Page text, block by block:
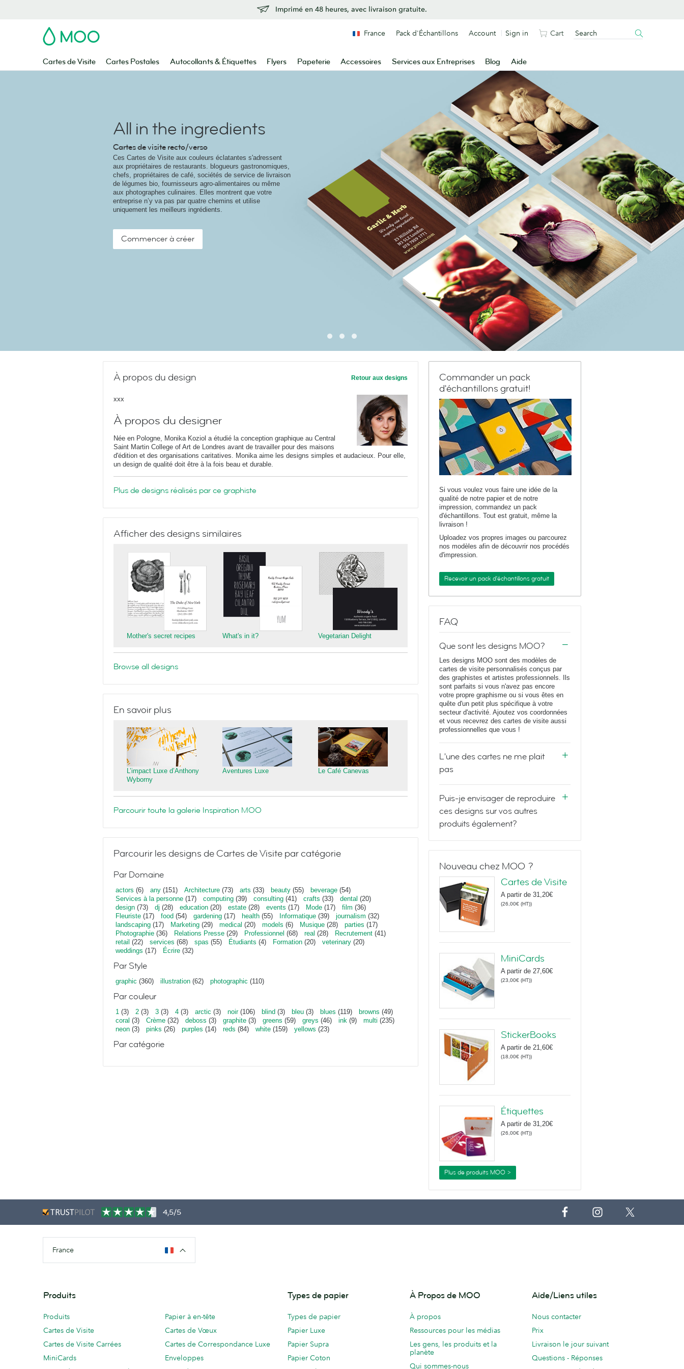
Imprimé en 48 heures, avec livraison gratuite.
MOO
Cartes de Visite Cartes Postales Autocollants & Étiquettes Flyers Papeterie Accessoires Services aux Entreprises Blog Aide
France Pack d'Échantillons Account Sign in Cart
All in the ingredients
Cartes de visite recto/verso
Ces Cartes de Visite aux couleurs éclatantes s'adressent
aux propriétaires de restaurants. blogueurs gastronomiques,
chefs, propriétaires de café, sociétés de service de livraison
de légumes bio, fournisseurs agro-alimentaires ou même
aux photographes culinaires. Elles montrent que votre
entreprise n’y va pas par quatre chemins et utilise
uniquement les meilleurs ingrédients.
Commencer à créer
À propos du design Retour aux designs
xxx
À propos du designer
Née en Pologne, Monika Koziol a étudié la conception graphique au Central
Saint Martin College of Art de Londres avant de travailler pour des maisons
d'édition et des organisations caritatives. Monika aime les designs simples et audacieux. Pour elle,
un design de qualité doit être à la fois beau et durable.
Plus de designs réalisés par ce graphiste
Afficher des designs similaires
Mother's secret recipes What's in it? Vegetarian Delight
Browse all designs
En savoir plus
L’impact Luxe d’Anthony
Wyborny
Aventures Luxe Le Café Canevas
Parcourir toute la galerie Inspiration MOO
Parcourir les designs de Cartes de Visite par catégorie
Par Domaine
actors (6) any (151) Architecture (73) arts (33) beauty (55) beverage (54)
Services à la personne (17) computing (39) consulting (41) crafts (33) dental (20)
design (73) dj (28) education (20) estate (28) events (17) Mode (17) film (36)
Fleuriste (17) food (54) gardening (17) health (55) Informatique (39) journalism (32)
landscaping (17) Marketing (29) medical (20) models (6) Musique (28) parties (17)
Photographie (36) Relations Presse (29) Professionnel (68) real (28) Recrutement (41)
retail (22) services (68) spas (55) Étudiants (4) Formation (20) veterinary (20)
weddings (17) Écrire (32)
Par Style
graphic (360) illustration (62) photographic (110)
Par couleur
1 (3) 2 (3) 3 (3) 4 (3) arctic (3) noir(106) blind (3) bleu (3) blues (119) browns (49)
coral (3) Crème (32) deboss (3) graphite (3) greens (59) greys (46) ink (9) multi (235)
neon (3) pinks (26) purples (14) reds (84) white (159) yellows (23)
Par catégorie
Commander un pack
d'échantillons gratuit!
Si vous voulez vous faire une idée de la
qualité de notre papier et de notre
impression, commandez un pack
d'échantillons. Tout est gratuit, même la
livraison !
Uploadez vos propres images ou parcourez
nos modèles afin de découvrir nos procédés
d'impression.
Recevoir un pack d'échantillons gratuit
FAQ
Que sont les designs MOO?
Les designs MOO sont des modèles de
cartes de visite personnalisés conçus par
des graphistes et artistes professionnels. Ils
sont parfaits si vous n'avez pas encore
votre propre graphisme ou si vous êtes en
quête d'un petit plus spécifique à votre
secteur d'activité. Ajoutez vos coordonnées
et vous recevrez des cartes de visite aussi
professionnelles que vous !
L'une des cartes ne me plait
pas
Puis-je envisager de reproduire
ces designs sur vos autres
produits également?
Nouveau chez MOO ?
Cartes de Visite
A partir de 31,20€
(26,00€ (HT))
MiniCards
A partir de 27,60€
(23,00€ (HT))
StickerBooks
A partir de 21,60€
(18,00€ (HT))
Étiquettes
A partir de 31,20€
(26,00€ (HT))
Plus de produits MOO >
4,5/5
France
Produits
Produits
Cartes de Visite
Cartes de Visite Carrées
MiniCards
Papier à en-tête
Cartes de Vœux
Cartes de Correspondance Luxe
Enveloppes
Types de papier
Types de papier
Papier Luxe
Papier Supra
Papier Coton
À Propos de MOO
À propos
Ressources pour les médias
Les gens, les produits et la
planète
Qui sommes-nous
Aide/Liens utiles
Nous contacter
Prix
Livraison le jour suivant
Questions - Réponses